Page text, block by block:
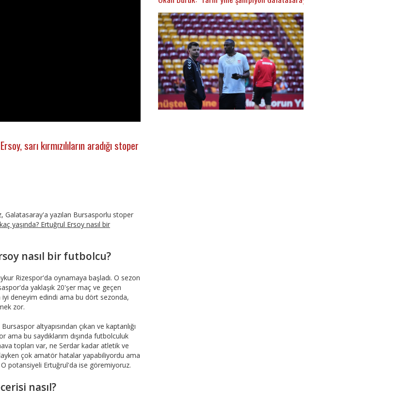
sarı kırmızılıların aradığı stoper
Galatasaray'a yazılan Bursasporlu stoper
yaşında? Ertuğrul Ersoy nasıl bir
nasıl bir futbolcu?
Rizespor'da oynamaya başladı. O sezon
yaklaşık 20'şer maç ve geçen
iyi deneyim edindi ama bu dört sezonda,
zor.
altyapısından çıkan ve kaptanlığı
bu saydıklarım dışında futbolculuk
topları var, ne Serdar kadar atletik ve
çok amatör hatalar yapabiliyordu ama
potansiyeli Ertuğrul'da ise göremiyoruz.
nasıl?